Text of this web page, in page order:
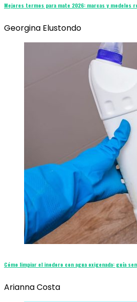
Mejores termos para mate 2026: marcas y modelos
Georgina Elustondo
Cómo limpiar el inodoro con agua oxigenada: guía
Arianna Costa